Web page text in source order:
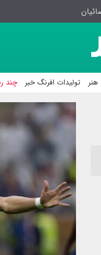
تولیدات افرنگ خبر چند